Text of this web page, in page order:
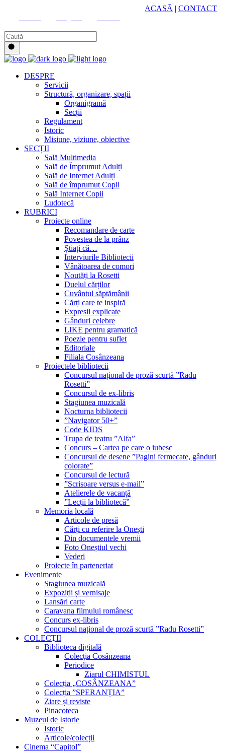
ACASĂ | CONTACT
DESPRE
Servicii
Structură, organizare, spații
Organigramă
Secții
Regulament
Istoric
Misiune, viziune, obiective
SECȚII
Sală Multimedia
Sală de Împrumut Adulți
Sală de Internet Adulți
Sală de împrumut Copii
Sală Internet Copii
Ludotecă
RUBRICI
Proiecte online
Recomandare de carte
Povestea de la prânz
Știați că…
Interviurile Bibliotecii
Vânătoarea de comori
Noutăți la Rosetti
Duelul cărților
Cuvântul săptămânii
Cărți care te inspiră
Expresii explicate
Gânduri celebre
LIKE pentru gramatică
Poezie pentru suflet
Editoriale
Filiala Cosânzeana
Proiectele bibliotecii
Concursul național de proză scurtă ”Radu
Rosetti”
Concursul de ex-libris
Stagiunea muzicală
Nocturna bibliotecii
”Navigator 50+”
Code KIDS
Trupa de teatru ”Alfa”
Concurs – Cartea pe care o iubesc
Concursul de desene ”Pagini fermecate, gânduri
colorate”
Concursul de lectură
”Scrisoare versus e-mail”
Atelierele de vacanță
”Lecții la bibliotecă”
Memoria locală
Articole de presă
Cărți cu referire la Onești
Din documentele vremii
Foto Oneștiul vechi
Vederi
Proiecte în parteneriat
Evenimente
Stagiunea muzicală
Expoziții și vernisaje
Lansări carte
Caravana filmului românesc
Concurs ex-libris
Concursul național de proză scurtă ”Radu Rosetti”
COLECŢII
Biblioteca digitală
Colecţia Cosânzeana
Periodice
Ziarul CHIMISTUL
Colecția „COSÂNZEANA”
Colecția ”SPERANȚIA”
Ziare și reviste
Pinacoteca
Muzeul de Istorie
Istoric
Articole/colecții
Cinema “Capitol”